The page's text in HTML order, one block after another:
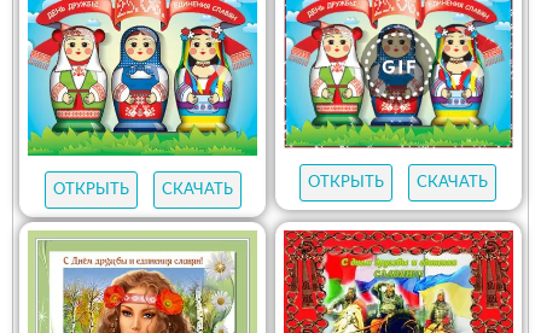
ОТКРЫТЬ СКАЧАТЬ ОТКРЫТЬ СКАЧАТЬ